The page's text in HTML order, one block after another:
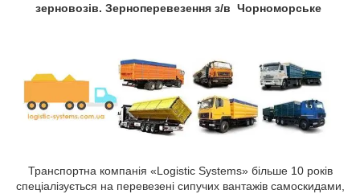
зерновозів. Зерноперевезення з/в Чорноморське
Транспортна компанія «Logistic Systems» більше 10 років
спеціалізується на перевезені сипучих вантажів самоскидами,